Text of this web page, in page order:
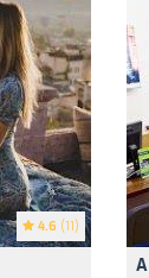
4.6 (11)